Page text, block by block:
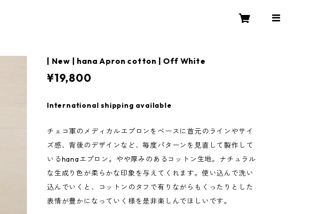
| New | hana Apron cotton | Off White
¥19,800
International shipping available
チェコ軍のメディカルエプロンをベースに首元のラインやサイ
ズ感、背後のデザインなど、毎度パターンを見直して製作して
いるhanaエプロン。やや厚みのあるコットン生地。ナチュラル
な生成り色が柔らかな印象を与えてくれます。使い込んで洗い
込んでいくと、コットンのタフで有りながらもくったりとした
表情が豊かになっていく様を是非楽しんでほしいです。